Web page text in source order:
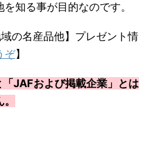
知る事が目的なのです。
の名産品他】プレゼント情
ぞ】
JAFおよび掲載企業」とは